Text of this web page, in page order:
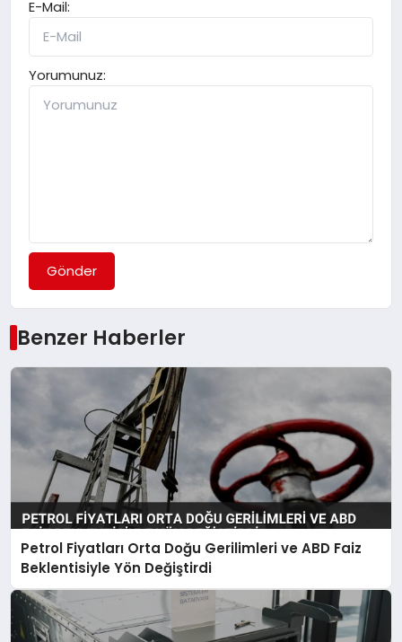
E-Mail:
Yorumunuz:
Gönder
Benzer Haberler
Petrol Fiyatları Orta Doğu Gerilimleri ve ABD Faiz
Beklentisiyle Yön Değiştirdi